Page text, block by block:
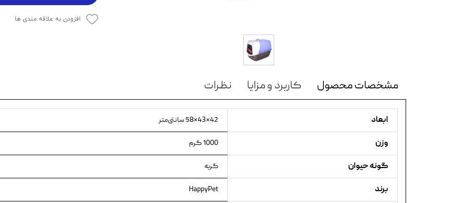
افزودن به علاقه مندی ها
مشخصات محصول کاربرد و مزایا نظرات
ابعاد 42×43×58 سانتی‌متر
وزن 1000 گرم
گونه حیوان گربه
برند HappyPet